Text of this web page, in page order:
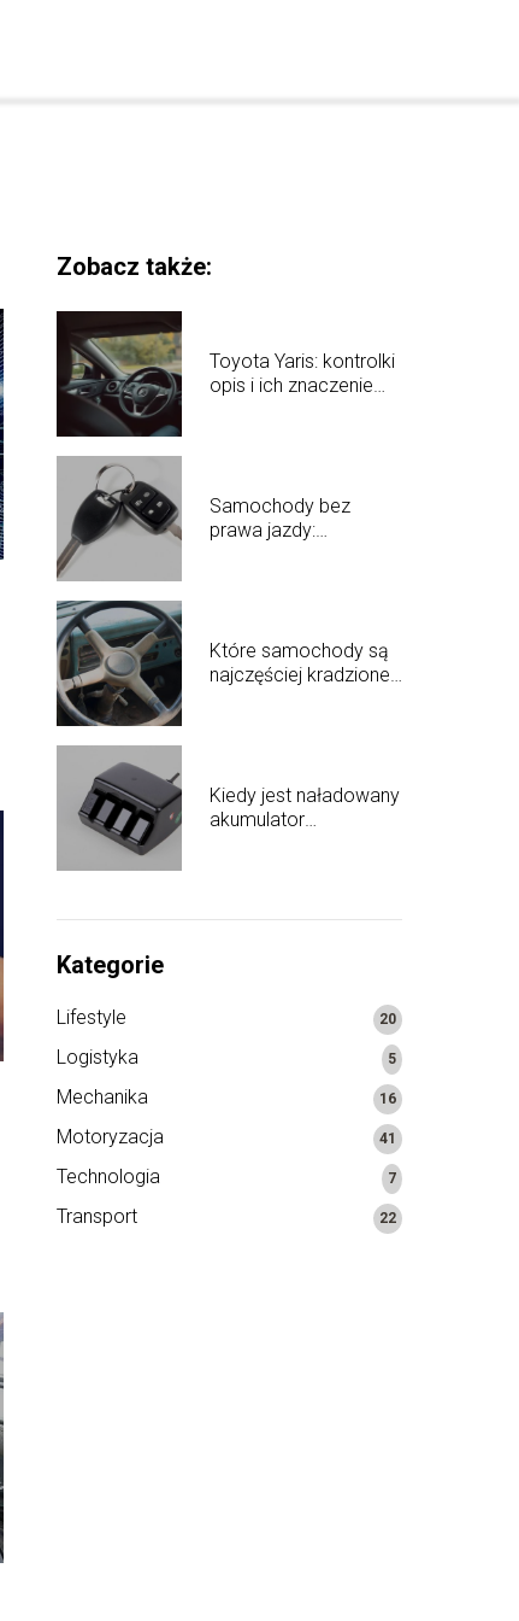
Zobacz także:
Toyota Yaris: kontrolki
opis i ich znaczenie
Samochody bez
prawa jazdy:
Które samochody są
najczęściej kradzione?
Kiedy jest naładowany
akumulator
Kategorie
Lifestyle 20
Logistyka 5
Mechanika 16
Motoryzacja 41
Technologia 7
Transport 22